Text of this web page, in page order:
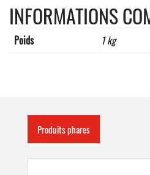
INFORMATIONS
Poids 1 kg
Produits phares